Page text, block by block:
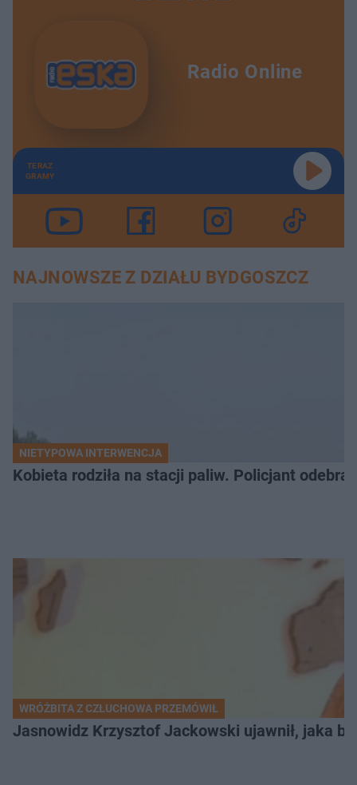
Radio Online
TERAZ
GRAMY
NAJNOWSZE Z DZIAŁU BYDGOSZCZ
NIETYPOWA INTERWENCJA
Kobieta rodziła na stacji paliw. Policjant
WRÓŻBITA Z CZŁUCHOWA PRZEMÓWIŁ
Jasnowidz Krzysztof Jackowski ujawnił, jaka